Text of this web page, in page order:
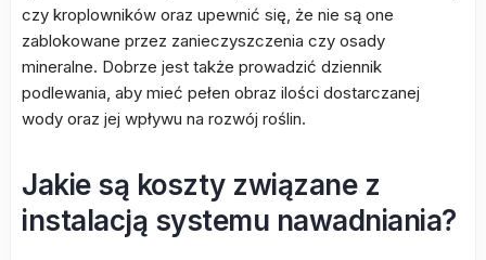
czy kroplowników oraz upewnić się, że nie są one
zablokowane przez zanieczyszczenia czy osady
mineralne. Dobrze jest także prowadzić dziennik
podlewania, aby mieć pełen obraz ilości dostarczanej
wody oraz jej wpływu na rozwój roślin.
Jakie są koszty związane z
instalacją systemu nawadniania?